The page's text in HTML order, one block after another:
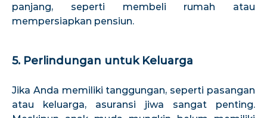
panjang, seperti membeli rumah atau
mempersiapkan pensiun.
5. Perlindungan untuk Keluarga
Jika Anda memiliki tanggungan, seperti pasangan
atau keluarga, asuransi jiwa sangat penting.